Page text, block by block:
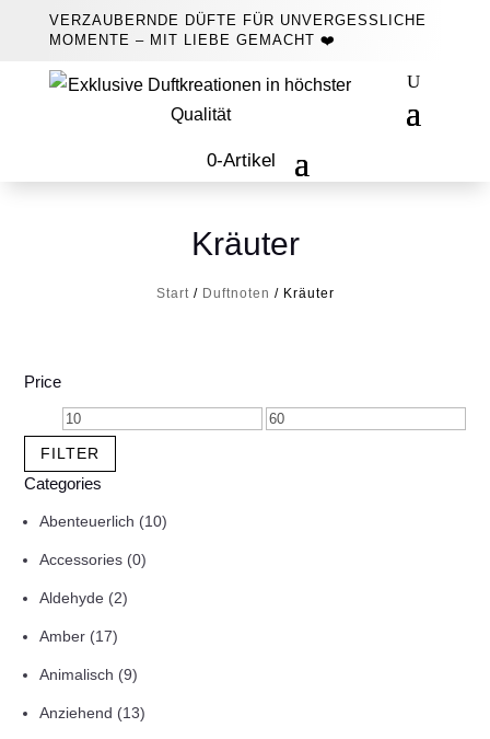
VERZAUBERNDE DÜFTE FÜR UNVERGESSLICHE
MOMENTE – MIT LIEBE GEMACHT ❤️
0-Artikel
Kräuter
Start/ Duftnoten / Kräuter
Price
Min.
Preis
Max.
FILTER
Categories
Abenteuerlich (10)
Accessories (0)
Aldehyde (2)
Amber (17)
Animalisch (9)
Anziehend (13)